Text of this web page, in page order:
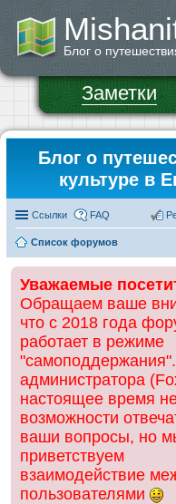
Блог о
Заметки
Блог о
культуре в
Ссылки FAQ
Список форумов
Уважаемые
Обращаем ваше
что с 2018 года
работает в режиме
администратора
настоящее время
возможности
ваши вопросы, но
приветствуем
взаимодействие
пользователями